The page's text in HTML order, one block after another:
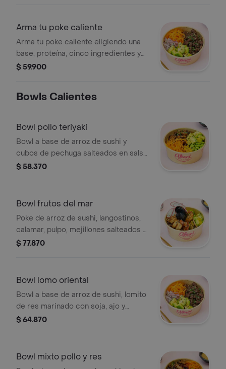
Arma tu poke caliente
Arma tu poke caliente eligiendo una
base, proteína, cinco ingredientes y
salsa. Ejemplo: aguacate, cebolla
$ 59.900
Bowls Calientes
Bowl pollo teriyaki
Bowl a base de arroz de sushi y
cubos de pechuga salteados en salsa
teriyaki y soja, acompañado de
sésamo. incluye salsa a elección
$ 58.370
Bowl frutos del mar
Poke de arroz de sushi, langostinos,
calamar, pulpo, mejillones salteados al
wok con vegetales de temporada,
semillas de sésamo.
$ 77.870
Bowl lomo oriental
Bowl a base de arroz de sushi, lomito
de res marinado con soja, ajo y
jengibre sellado a la plancha,
semillas de sésamo. incluye salsa
$ 64.870
Bowl mixto pollo y res